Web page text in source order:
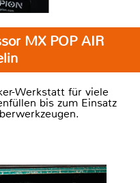
MX POP AIR
Werkstatt für viele
bis zum Einsatz